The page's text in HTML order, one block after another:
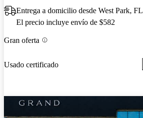
Entrega a domicilio desde West Park, FL
El precio incluye envío de $582
Gran oferta
Usado certificado